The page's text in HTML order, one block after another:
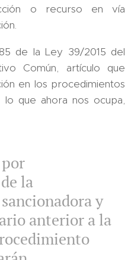
o recurso en vía
de la Ley 39/2015 del
Común, artículo que
en los procedimientos
que ahora nos ocupa,
la
y
anterior a la